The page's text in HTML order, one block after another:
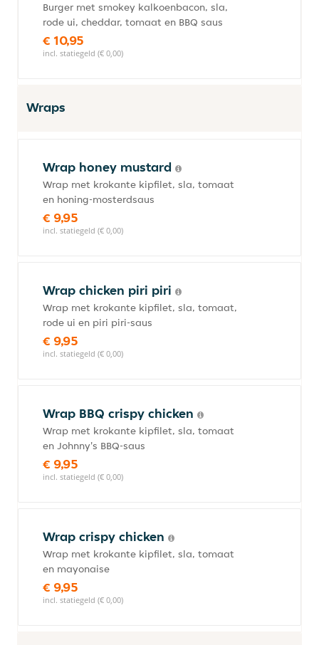
Burger met smokey kalkoenbacon, sla,
rode ui, cheddar, tomaat en BBQ saus
€ 10,95
incl. statiegeld (€ 0,00)
Wraps
Wrap honey mustard
Wrap met krokante kipfilet, sla, tomaat
en honing-mosterdsaus
€ 9,95
incl. statiegeld (€ 0,00)
Wrap chicken piri piri
Wrap met krokante kipfilet, sla, tomaat,
rode ui en piri piri-saus
€ 9,95
incl. statiegeld (€ 0,00)
Wrap BBQ crispy chicken
Wrap met krokante kipfilet, sla, tomaat
en Johnny's BBQ-saus
€ 9,95
incl. statiegeld (€ 0,00)
Wrap crispy chicken
Wrap met krokante kipfilet, sla, tomaat
en mayonaise
€ 9,95
incl. statiegeld (€ 0,00)